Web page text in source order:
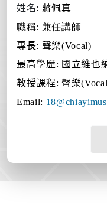
姓名: 蔣佩真
職稱: 兼任講師
專長: 聲樂(Vocal)
最高學歷: 國立維也
教授課程:聲樂
Email: